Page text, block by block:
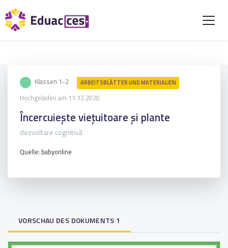
Klassen 1-2 ARBEITSBLÄTTER UND MATERIALIEN
Hochgeladen am 11.12.2020
Încercuiește viețuitoare și plante
dezvoltare cognitivă
Quelle: babyonline
VORSCHAU DES DOKUMENTS 1